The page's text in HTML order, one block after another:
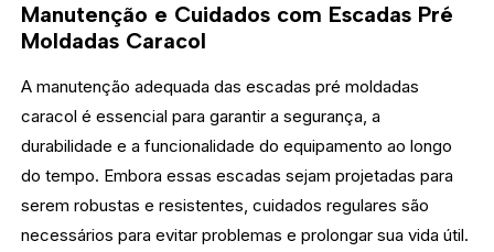
Manutenção e Cuidados com Escadas Pré
Moldadas Caracol
A manutenção adequada das escadas pré moldadas
caracol é essencial para garantir a segurança, a
durabilidade e a funcionalidade do equipamento ao longo
do tempo. Embora essas escadas sejam projetadas para
serem robustas e resistentes, cuidados regulares são
necessários para evitar problemas e prolongar sua vida útil.